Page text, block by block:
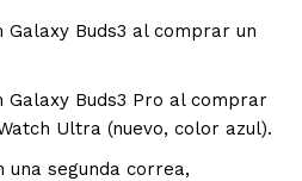
Galaxy Buds3 al comprar un
Galaxy Buds3 Pro al comprar
Ultra (nuevo, color azul).
una segunda correa,